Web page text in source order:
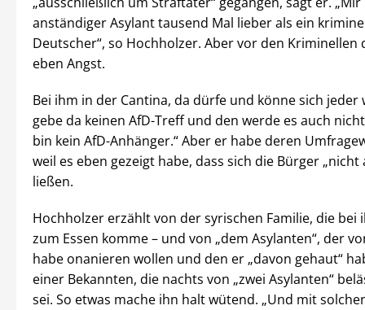
anständiger Asylant tausend Mal lieber als ein
Deutscher“, so Hochholzer. Aber vor den Kriminellen
eben Angst.
Bei ihm in der Cantina, da dürfe und könne sich jeder
gebe da keinen AfD-Treff und den werde es auch
bin kein AfD-Anhänger.“ Aber er habe deren
weil es eben gezeigt habe, dass sich die Bürger „nicht
ließen.
Hochholzer erzählt von der syrischen Familie, die bei
zum Essen komme – und von „dem Asylanten“, der
habe onanieren wollen und den er „davon gehaut“
einer Bekannten, die nachts von „zwei Asylanten“
sei. So etwas mache ihn halt wütend. „Und mit